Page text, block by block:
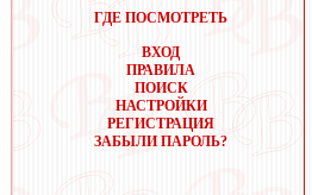
ГДЕ ПОСМОТРЕТЬ
ВХОД
ПРАВИЛА
ПОИСК
НАСТРОЙКИ
РЕГИСТРАЦИЯ
ЗАБЫЛИ ПАРОЛЬ?